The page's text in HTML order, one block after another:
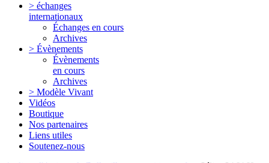
> échanges
internationaux
Échanges en cours
Archives
> Évènements
Évènements
en cours
Archives
> Modèle Vivant
Vidéos
Boutique
Nos partenaires
Liens utiles
Soutenez-nous